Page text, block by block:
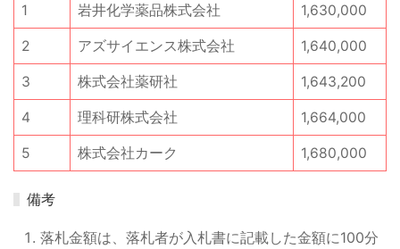
1 岩井化学薬品株式会社 1,630,000
2 アズサイエンス株式会社 1,640,000
3 株式会社薬研社 1,643,200
4 理科研株式会社 1,664,000
5 株式会社カーク 1,680,000
備考
落札金額は、落札者が入札書に記載した金額に100分